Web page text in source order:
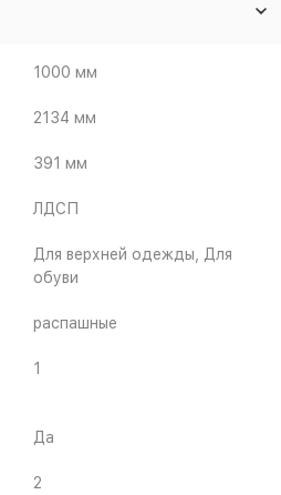
1000 мм
2134 мм
391 мм
ЛДСП
Для верхней одежды, Для
обуви
распашные
1
Да
2